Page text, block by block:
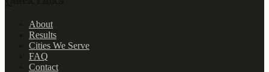
About
Results
Cities We Serve
FAQ
Contact